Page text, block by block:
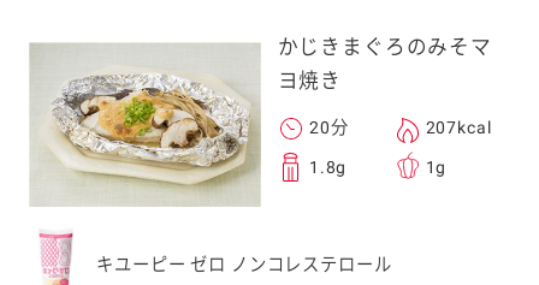
かじきまぐろのみそマ
ヨ焼き
20分 207kcal
1.8g 1g
キユーピー ゼロ ノンコレステロール